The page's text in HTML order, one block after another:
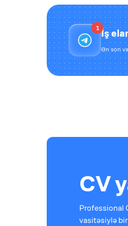
1 İş
Ən son
CV
Professional
vasitəsiylə